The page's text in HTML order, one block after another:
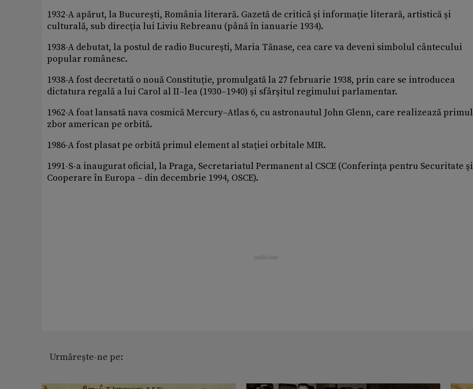
1932-A apărut, la Bucureşti, România literară. Gazetă de critică şi informaţie literară, artistică şi
culturală, sub direcţia lui Liviu Rebreanu (până în ianuarie 1934).
1938-A debutat, la postul de radio Bucureşti, Maria Tănase, cea care va deveni simbolul cântecului
popular românesc.
1938-A fost decretată o nouă Constituţie, promulgată la 27 februarie 1938, prin care se introducea
dictatura regală a lui Carol al II–lea (1930–1940) şi sfârşitul regimului parlamentar.
1962-A foat lansată nava cosmică Mercury–Atlas 6, cu astronautul John Glenn, care realizează primul
zbor american pe orbită.
1986-A fost plasat pe orbită primul element al staţiei orbitale MIR.
1991-S-a inaugurat oficial, la Praga, Secretariatul Permanent al CSCE (Conferinţa pentru Securitate şi
Cooperare în Europa – din decembrie 1994, OSCE).
Urmărește-ne pe: